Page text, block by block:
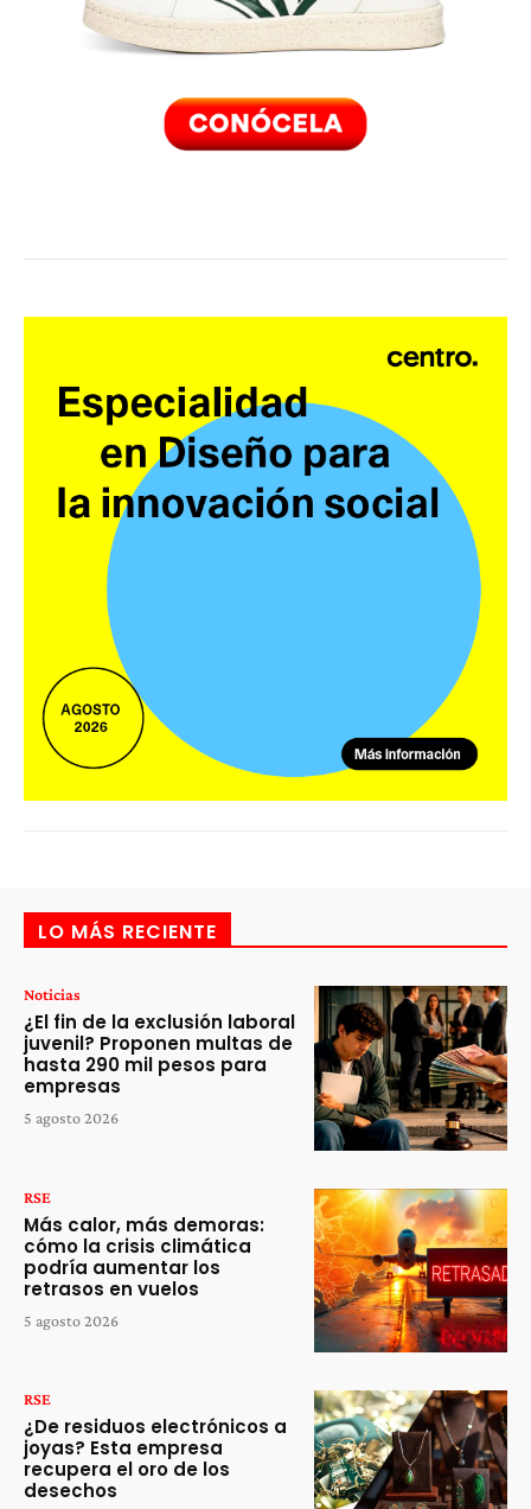
LO MÁS RECIENTE
Noticias
¿El fin de la exclusión laboral
juvenil? Proponen multas de
hasta 290 mil pesos para
empresas
5 agosto 2026
RSE
Más calor, más demoras:
cómo la crisis climática
podría aumentar los
retrasos en vuelos
5 agosto 2026
RSE
¿De residuos electrónicos a
joyas? Esta empresa
recupera el oro de los
desechos